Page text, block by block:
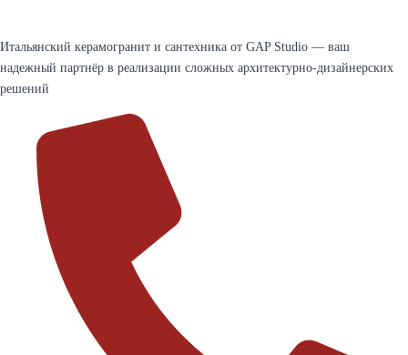
Итальянский керамогранит и сантехника от GAP Studio — ваш
надежный партнёр в реализации сложных архитектурно-дизайнерских
решений